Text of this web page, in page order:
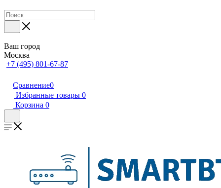
Ваш город
Москва
+7 (495) 801-67-87
Сравнение0
Избранные товары 0
Корзина 0